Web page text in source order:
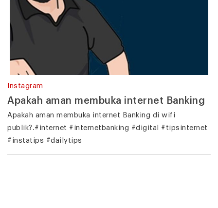
Instagram
Apakah aman membuka internet Banking
Apakah aman membuka internet Banking di wifi
publik?.#internet #internetbanking #digital #tipsinternet
#instatips #dailytips